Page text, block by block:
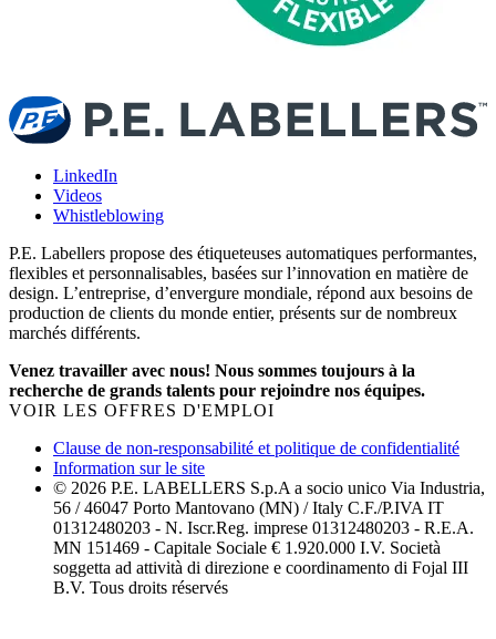
LinkedIn
Videos
Whistleblowing
P.E. Labellers propose des étiqueteuses automatiques performantes,
flexibles et personnalisables, basées sur l’innovation en matière de
design. L’entreprise, d’envergure mondiale, répond aux besoins de
production de clients du monde entier, présents sur de nombreux
marchés différents.
Venez travailler avec nous! Nous sommes toujours à la
recherche de grands talents pour rejoindre nos équipes.
VOIR LES OFFRES D'EMPLOI
Clause de non-responsabilité et politique de confidentialité
Information sur le site
© 2026 P.E. LABELLERS S.p.A a socio unico Via Industria,
56 / 46047 Porto Mantovano (MN) / Italy C.F./P.IVA IT
01312480203 - N. Iscr.Reg. imprese 01312480203 - R.E.A.
MN 151469 - Capitale Sociale € 1.920.000 I.V. Società
soggetta ad attività di direzione e coordinamento di Fojal III
B.V. Tous droits réservés